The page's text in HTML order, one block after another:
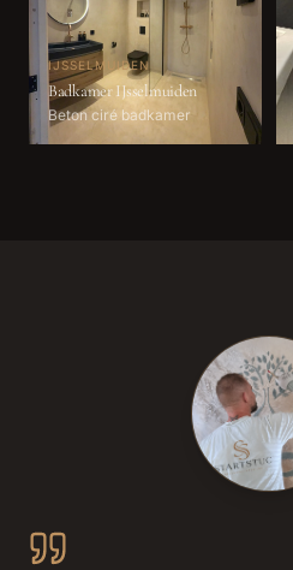
IJSSELMUIDEN
Badkamer IJsselmuiden
Beton ciré badkamer